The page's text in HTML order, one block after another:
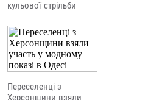
кульової стрільби
Переселенці з
Херсонщини взяли